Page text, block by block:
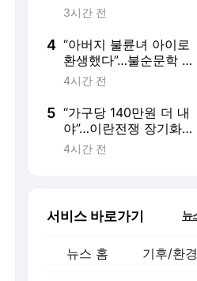
한 한·중 중앙은행 [원자
3시간 전
4 “아버지 불륜녀 아이로
환생했다”…불순문학 보
여주겠단 ‘문학의 미래’
4시간 전
5 “가구당 140만원 더 내
야”…이란전쟁 장기화에
美 국민 세금 ‘눈덩이’
4시간 전
서비스 바로가기 뉴
뉴스 홈 기후/환경